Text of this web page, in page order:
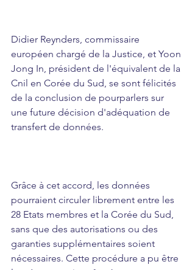
Didier Reynders, commissaire
européen chargé de la Justice, et Yoon
Jong In, président de l'équivalent de la
Cnil en Corée du Sud, se sont félicités
de la conclusion de pourparlers sur
une future décision d'adéquation de
transfert de données.
Grâce à cet accord, les données
pourraient circuler librement entre les
28 Etats membres et la Corée du Sud,
sans que des autorisations ou des
garanties supplémentaires soient
nécessaires. Cette procédure a pu être